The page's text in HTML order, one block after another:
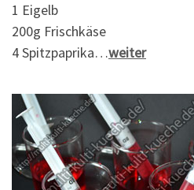
1 Eigelb
200g Frischkäse
4 Spitzpaprika…weiter